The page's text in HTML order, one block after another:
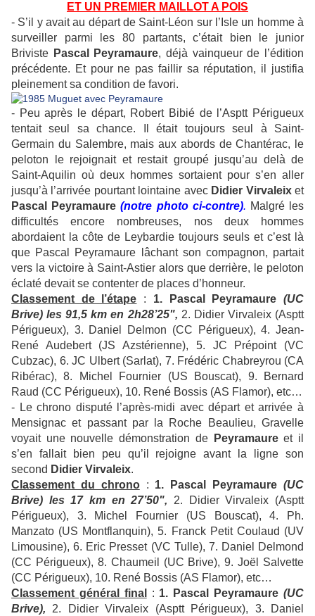
ET UN PREMIER MAILLOT A POIS
- S’il y avait au départ de Saint-Léon sur l’Isle un homme à
surveiller parmi les 80 partants, c’était bien le junior
Briviste Pascal Peyramaure, déjà vainqueur de l’édition
précédente. Et pour ne pas faillir sa réputation, il justifia
pleinement sa condition de favori.
- Peu après le départ, Robert Bibié de l’Asptt Périgueux
tentait seul sa chance. Il était toujours seul à Saint-
Germain du Salembre, mais aux abords de Chantérac, le
peloton le rejoignait et restait groupé jusqu’au delà de
Saint-Aquilin où deux hommes sortaient pour s’en aller
jusqu’à l’arrivée pourtant lointaine avec Didier Virvaleixet
Pascal Peyramaure(notre photo ci-contre). Malgré les
difficultés encore nombreuses, nos deux hommes
abordaient la côte de Leybardie toujours seuls et c’est là
que Pascal Peyramaure lâchant son compagnon, partait
vers la victoire à Saint-Astier alors que derrière, le peloton
éclaté devait se contenter de places d’honneur.
Classement de l’étape : 1. Pascal Peyramaure(UC
Brive) les 91,5 km en 2h28’25", 2. Didier Virvaleix (Asptt
Périgueux), 3. Daniel Delmon (CC Périgueux), 4. Jean-
René Audebert (JS Azstérienne), 5. JC Prépoint (VC
Cubzac), 6. JC Ulbert (Sarlat), 7. Frédéric Chabreyrou (CA
Ribérac), 8. Michel Fournier (US Bouscat), 9. Bernard
Raud (CC Périgueux), 10. René Bossis (AS Flamor), etc…
- Le chrono disputé l’après-midi avec départ et arrivée à
Mensignac et passant par la Roche Beaulieu, Gravelle
voyait une nouvelle démonstration de
Peyramaureet il
s’en fallait bien peu qu’il rejoigne avant la ligne son
second Didier Virvaleix.
Classement du chrono: 1. Pascal Peyramaure(UC
Brive) les 17 km en 27’50", 2. Didier Virvaleix (Asptt
Périgueux), 3. Michel Fournier (US Bouscat), 4. Ph.
Manzato (US Montflanquin), 5. Franck Petit Coulaud (UV
Limousine), 6. Eric Presset (VC Tulle), 7. Daniel Delmond
(CC Périgueux), 8. Chaumeil (UC Brive), 9. Joël Salvette
(CC Périgueux), 10. René Bossis (AS Flamor), etc…
Classement général final
: 1. Pascal Peyramaure(UC
Brive), 2. Didier Virvaleix (Asptt Périgueux), 3. Daniel